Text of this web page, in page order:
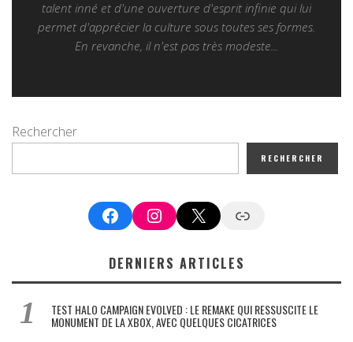
talent inné et d'une ouverture d'esprit infinie qui lui
permet d'apprécier la culture sous toutes ses formes.
En revanche, il n'est pas très modeste...
Rechercher
RECHERCHER
FacebookInstagram
X Google News
DERNIERS ARTICLES
TEST HALO CAMPAIGN EVOLVED : LE REMAKE QUI RESSUSCITE LE
MONUMENT DE LA XBOX, AVEC QUELQUES CICATRICES